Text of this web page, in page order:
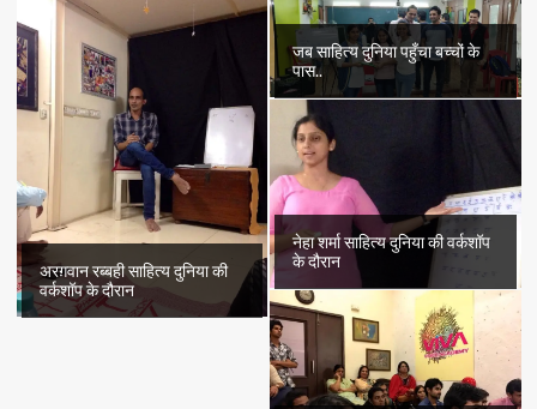
अरग़वान रब्बही साहित्य दुनिया की
वर्कशॉप के दौरान
जब साहित्य दुनिया पहुँचा बच्चों के
पास..
नेहा शर्मा साहित्य दुनिया की वर्कशॉप
के दौरान